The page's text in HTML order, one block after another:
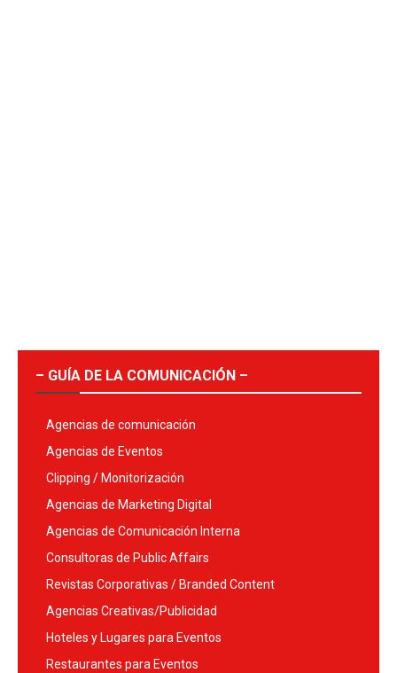
– GUÍA DE LA COMUNICACIÓN –
Agencias de comunicación
Agencias de Eventos
Clipping / Monitorización
Agencias de Marketing Digital
Agencias de Comunicación Interna
Consultoras de Public Affairs
Revistas Corporativas / Branded Content
Agencias Creativas/Publicidad
Hoteles y Lugares para Eventos
Restaurantes para Eventos